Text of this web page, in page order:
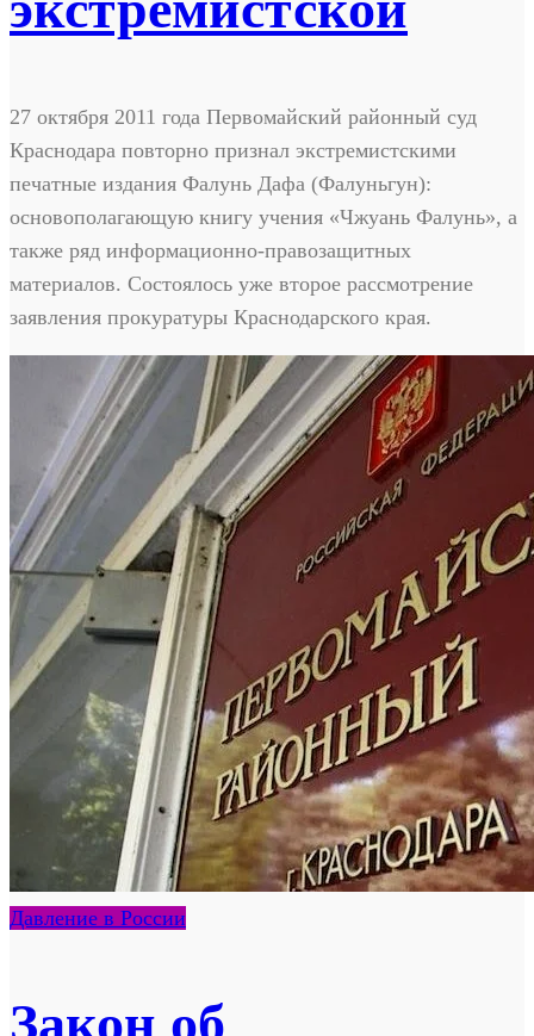
27 октября 2011 года Первомайский районный суд
Краснодара повторно признал экстремистскими
печатные издания Фалунь Дафа (Фалуньгун):
основополагающую книгу учения «Чжуань Фалунь», а
также ряд информационно-правозащитных
материалов. Состоялось уже второе рассмотрение
заявления прокуратуры Краснодарского края.
Давление в России
Закон об